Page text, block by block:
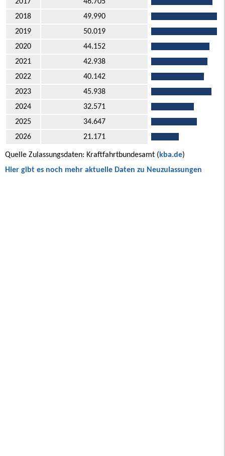
2018
49.990
2019
50.019
2020
44.152
2021
42.938
2022
40.142
2023
45.938
2024
32.571
2025
34.647
2026
21.171
Quelle Zulassungsdaten: Kraftfahrtbundesamt (kba.de)
Hier gibt es noch mehr aktuelle Daten zu Neuzulassungen